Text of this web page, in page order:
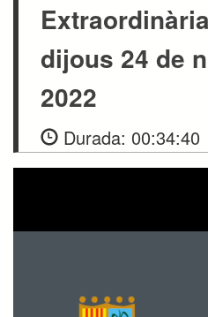
dijous 24 de
2022
Durada: 00:34:40